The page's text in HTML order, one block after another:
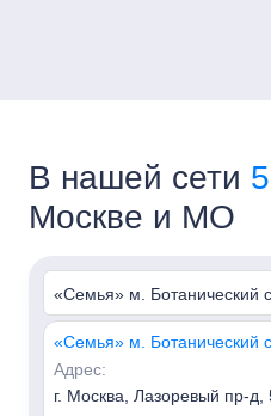
В нашей сети
Москве и МО
«Семья» м. Ботанический
«Семья» м. Ботанический
Адрес:
г. Москва, Лазоревый пр-д,